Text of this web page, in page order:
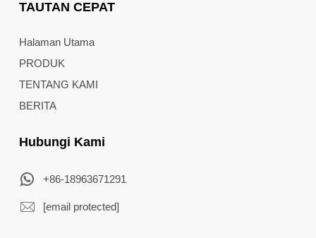
TAUTAN CEPAT
Halaman Utama
PRODUK
TENTANG KAMI
BERITA
Hubungi Kami
+86-18963671291
[email protected]